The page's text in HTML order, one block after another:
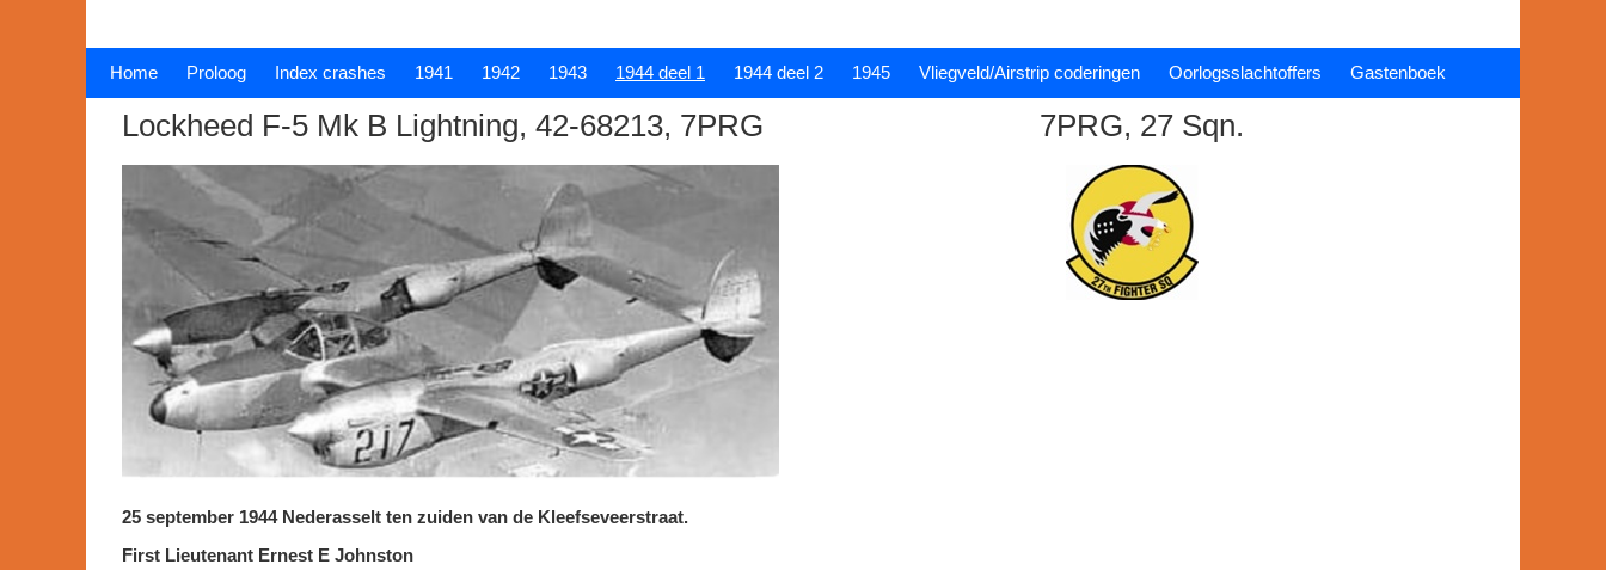
Home Proloog Index crashes 1941 1942 1943 1944 deel 1 1944 deel 2 1945 Vliegveld/Airstrip coderingen Oorlogsslachtoffers Gastenboek
Lockheed F-5 Mk B Lightning, 42-68213, 7PRG 7PRG, 27 Sqn.
25 september 1944 Nederasselt ten zuiden van de Kleefseveerstraat.
First Lieutenant Ernest E Johnston